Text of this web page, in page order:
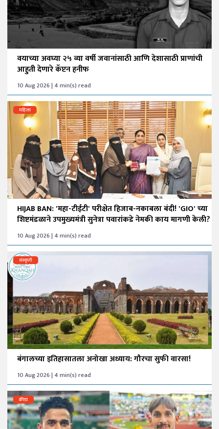
वयाच्या अवघ्या २५ व्या वर्षी जवानांसाठी आणि देशासाठी प्राणांची
आहुती देणारे कॅप्टन हनीफ
10 Aug 2026 | 4 min(s) read
महिला
HIJAB BAN: 'महा-टीईटी' परीक्षेत हिजाब-नकाबला बंदी! 'GIO' च्या
शिष्टमंडळाने उपमुख्यमंत्री सुनेत्रा पवारांकडे नेमकी काय मागणी केली?
10 Aug 2026 | 4 min(s) read
संस्कृती
बंगालच्या इतिहासातला अनोखा अध्याय: गौरचा सुफी वारसा!
10 Aug 2026 | 4 min(s) read
क्रीडा